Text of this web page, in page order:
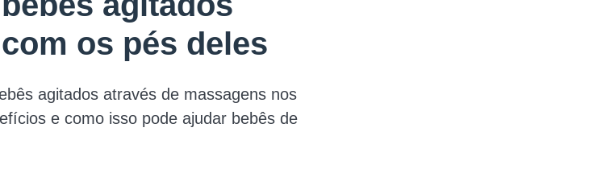
os pés deles
agitados através de massagens nos
e como isso pode ajudar bebês de